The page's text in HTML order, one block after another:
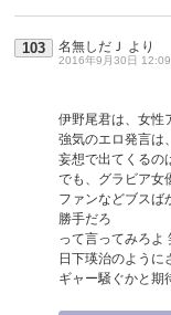
103 名無しだＪ より
2016年9月30日
伊野尾君は、女性
強気のエロ発言は
妄想で出てくるの
でも、グラビア女
ファンなどブスば
勝手だろ
って言ってみろよ
日下瑛治のように
ギャー騒ぐかと期